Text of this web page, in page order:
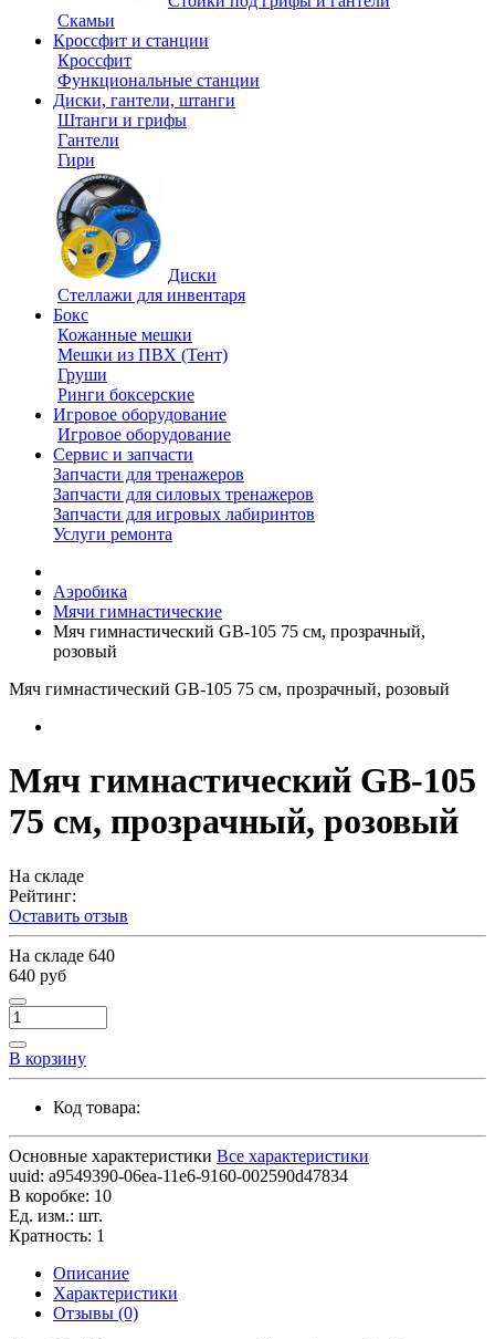
Скамьи
Кроссфит и станции
Кроссфит
Функциональные станции
Диски, гантели, штанги
Штанги и грифы
Гантели
Гири
Диски
Стеллажи для инвентаря
Бокс
Кожанные мешки
Мешки из ПВХ (Тент)
Груши
Ринги боксерские
Игровое оборудование
Игровое оборудование
Сервис и запчасти
Запчасти для тренажеров
Запчасти для силовых тренажеров
Запчасти для игровых лабиринтов
Услуги ремонта
Аэробика
Мячи гимнастические
Мяч гимнастический GB-105 75 см, прозрачный,
розовый
Мяч гимнастический GB-105 75 см, прозрачный, розовый
Мяч гимнастический GB-105
75 см, прозрачный, розовый
На складе
Рейтинг:
Оставить отзыв
На складе 640
640 руб
В корзину
Код товара:
Основные характеристики Все характеристики
uuid: a9549390-06ea-11e6-9160-002590d47834
В коробке: 10
Ед. изм.: шт.
Кратность: 1
Описание
Характеристики
Отзывы (0)